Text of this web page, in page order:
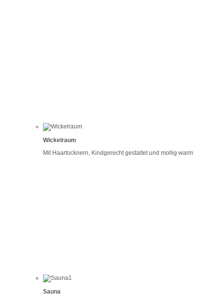
Wickelraum
Mit Haartocknern, Kindgerecht gestaltet und mollig warm
Sauna